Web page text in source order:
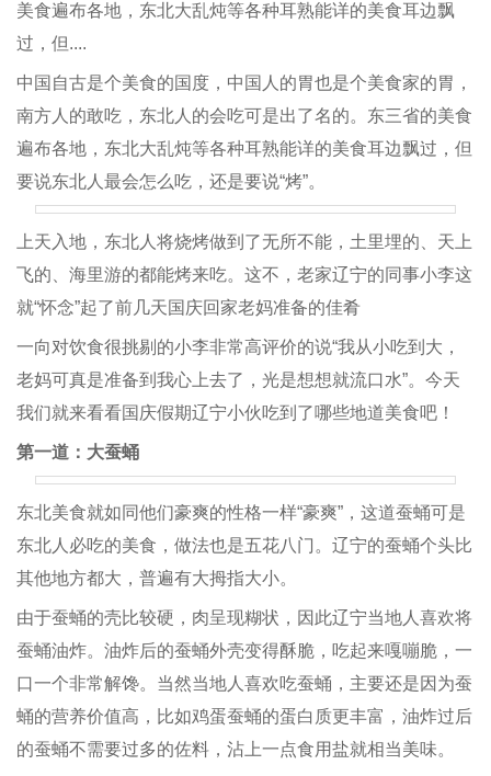
美食遍布各地，东北大乱炖等各种耳熟能详的美食耳边飘
过，但....
中国自古是个美食的国度，中国人的胃也是个美食家的胃，
南方人的敢吃，东北人的会吃可是出了名的。东三省的美食
遍布各地，东北大乱炖等各种耳熟能详的美食耳边飘过，但
要说东北人最会怎么吃，还是要说“烤”。
上天入地，东北人将烧烤做到了无所不能，土里埋的、天上
飞的、海里游的都能烤来吃。这不，老家辽宁的同事小李这
就“怀念”起了前几天国庆回家老妈准备的佳肴
一向对饮食很挑剔的小李非常高评价的说“我从小吃到大，
老妈可真是准备到我心上去了，光是想想就流口水”。今天
我们就来看看国庆假期辽宁小伙吃到了哪些地道美食吧！
第一道：大蚕蛹
东北美食就如同他们豪爽的性格一样“豪爽”，这道蚕蛹可是
东北人必吃的美食，做法也是五花八门。辽宁的蚕蛹个头比
其他地方都大，普遍有大拇指大小。
由于蚕蛹的壳比较硬，肉呈现糊状，因此辽宁当地人喜欢将
蚕蛹油炸。油炸后的蚕蛹外壳变得酥脆，吃起来嘎嘣脆，一
口一个非常解馋。当然当地人喜欢吃蚕蛹，主要还是因为蚕
蛹的营养价值高，比如鸡蛋蚕蛹的蛋白质更丰富，油炸过后
的蚕蛹不需要过多的佐料，沾上一点食用盐就相当美味。